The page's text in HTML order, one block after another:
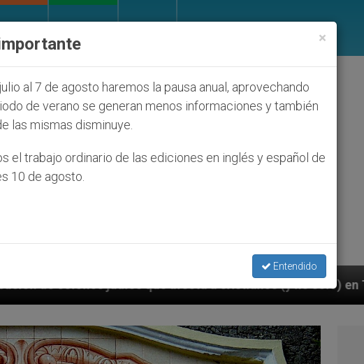
a cristianos (y no sólo) en Tierra Santa
×
al 7 de agosto haremos la pausa anual, aprovechando
de verano se generan menos informaciones y también
las mismas disminuye.
el trabajo ordinario de las ediciones en inglés y español de
10 de agosto.
Entendido